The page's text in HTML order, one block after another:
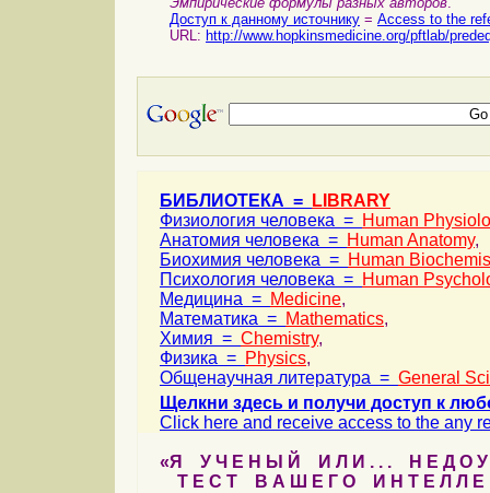
Доступ к данному источнику = Access to the
URL: http://www.hopkinsmedicine.org/pftlab/
БИБЛИОТЕКА =
LIBRARY
Физиология человека = Human
Анатомия человека = Human Anatomy,
Биохимия человека = Human
Психология человека = Human
Медицина = Medicine,
Математика = Mathematics,
Химия = Chemistry,
Физика = Physics,
Общенаучная литература = General
Щелкни здесь и получи доступ к
Click here and receive access to the any
«Я У Ч Е Н Ы Й И Л И . . . Н Е Д О У
Т Е С Т В А Ш Е Г О И Н Т Е Л Л Е